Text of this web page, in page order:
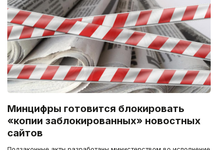
Минцифры готовится блокировать
«копии заблокированных» новостных
сайтов